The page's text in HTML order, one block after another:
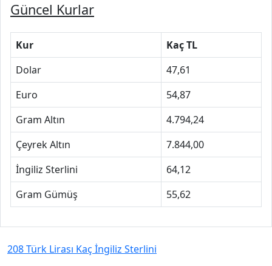
Güncel Kurlar
Kur
Kaç TL
Dolar
47,61
Euro
54,87
Gram Altın
4.794,24
Çeyrek Altın
7.844,00
İngiliz Sterlini
64,12
Gram Gümüş
55,62
208 Türk Lirası Kaç İngiliz Sterlini